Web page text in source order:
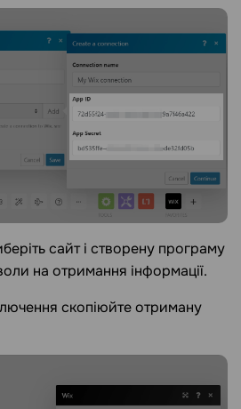
сайт і створену програму
на отримання інформації.
скопіюйте отриману